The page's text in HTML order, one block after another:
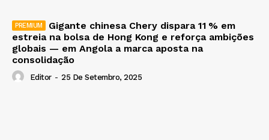
Gigante chinesa Chery dispara 11 % em
estreia na bolsa de Hong Kong e reforça ambições
globais — em Angola a marca aposta na
consolidação
Editor - 25 De Setembro, 2025